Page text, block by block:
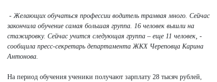
- Желающих обучаться профессии водитель трамвая много. Сейчас
закончила обучение самая большая группа. 16 человек вышли на
стажировку. Сейчас учится следующая группа – еще 11 человек, -
сообщила пресс-секретарь департамента ЖКХ Череповца Карина
Антонова.
На период обучения ученики получают зарплату 28 тысяч рублей,